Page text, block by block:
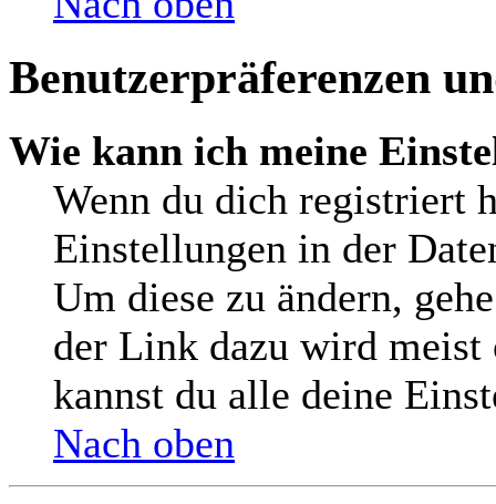
Benutzerpräferenzen
Wie kann ich meine
Wenn du dich registriert
Einstellungen in der
Um diese zu ändern,
der Link dazu wird meist
kannst du alle deine
Nach oben